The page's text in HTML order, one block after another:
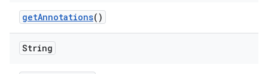
getAnnotations()
String